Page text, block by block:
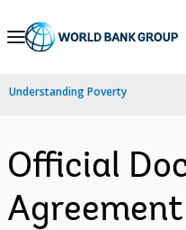
Skip
Navigation
Understanding Poverty
Official